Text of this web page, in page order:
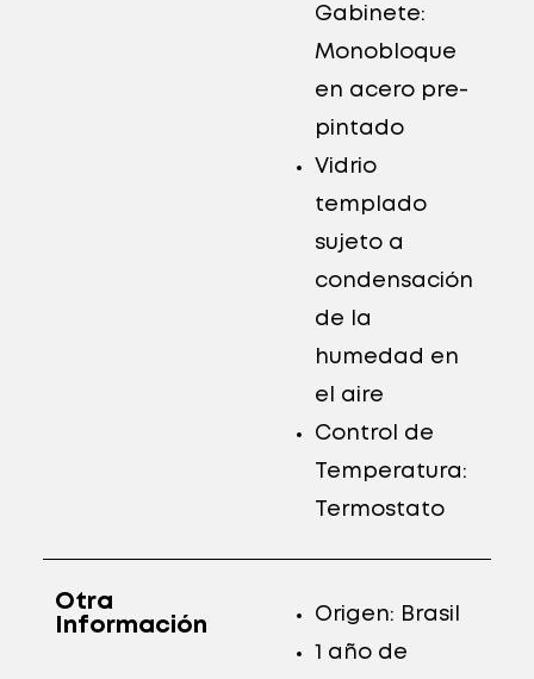
Gabinete:
Monobloque
en acero pre-
pintado
Vidrio
templado
sujeto a
condensación
de la
humedad en
el aire
Control de
Temperatura:
Termostato
Otra
Información
Origen: Brasil
1 año de